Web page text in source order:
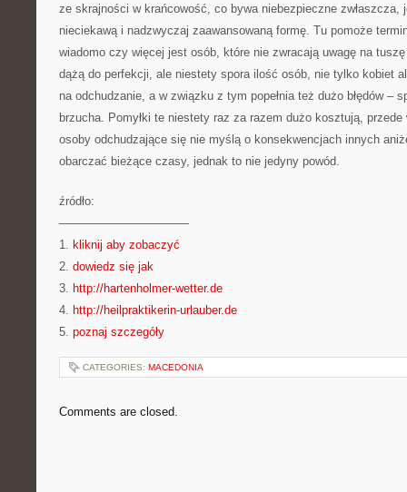
ze skrajności w krańcowość, co bywa niebezpieczne zwłaszcza,
nieciekawą i nadzwyczaj zaawansowaną formę. Tu pomoże
wiadomo czy więcej jest osób, które nie zwracają uwagę na
dążą do perfekcji, ale niestety spora ilość osób, nie tylko kobiet
na odchudzanie, a w związku z tym popełnia też dużo błędów –
brzucha. Pomyłki te niestety raz za razem dużo kosztują,
osoby odchudzające się nie myślą o konsekwencjach innych
obarczać bieżące czasy, jednak to nie jedyny powód.
źródło:
———————————
1. kliknij aby zobaczyć
2. dowiedz się jak
3. http://hartenholmer-wetter.de
4. http://heilpraktikerin-urlauber.de
5. poznaj szczegóły
CATEGORIES: MACEDONIA
Comments are closed.